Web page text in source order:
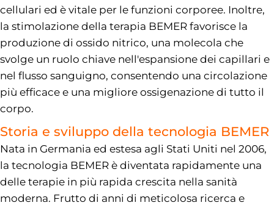
cellulari ed è vitale per le funzioni corporee. Inoltre,
la stimolazione della terapia BEMER favorisce la
produzione di ossido nitrico, una molecola che
svolge un ruolo chiave nell'espansione dei capillari e
nel flusso sanguigno, consentendo una circolazione
più efficace e una migliore ossigenazione di tutto il
corpo.
Storia e sviluppo della tecnologia BEMER
Nata in Germania ed estesa agli Stati Uniti nel 2006,
la tecnologia BEMER è diventata rapidamente una
delle terapie in più rapida crescita nella sanità
moderna. Frutto di anni di meticolosa ricerca e